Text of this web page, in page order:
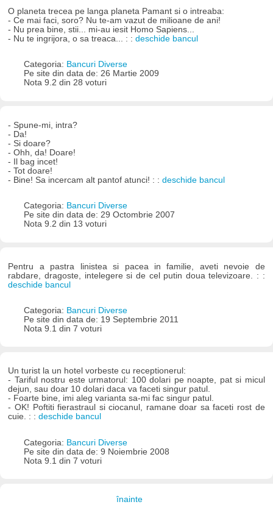
O planeta trecea pe langa planeta Pamant si o intreaba:
- Ce mai faci, soro? Nu te-am vazut de milioane de ani!
- Nu prea bine, stii... mi-au iesit Homo Sapiens...
- Nu te ingrijora, o sa treaca... : :deschide bancul
Categoria: Bancuri Diverse
Pe site din data de: 26 Martie 2009
Nota 9.2 din 28 voturi
- Spune-mi, intra?
- Da!
- Si doare?
- Ohh, da! Doare!
- Il bag incet!
- Tot doare!
- Bine! Sa incercam alt pantof atunci! : :deschide bancul
Categoria: Bancuri Diverse
Pe site din data de: 29 Octombrie 2007
Nota 9.2 din 13 voturi
Pentru a pastra linistea si pacea in familie, aveti nevoie de
rabdare, dragoste, intelegere si de cel putin doua televizoare. : :
deschide bancul
Categoria: Bancuri Diverse
Pe site din data de: 19 Septembrie 2011
Nota 9.1 din 7 voturi
Un turist la un hotel vorbeste cu receptionerul:
- Tariful nostru este urmatorul: 100 dolari pe noapte, pat si micul
dejun, sau doar 10 dolari daca va faceti singur patul.
- Foarte bine, imi aleg varianta sa-mi fac singur patul.
- OK! Poftiti fierastraul si ciocanul, ramane doar sa faceti rost de
cuie. : :deschide bancul
Categoria: Bancuri Diverse
Pe site din data de: 9 Noiembrie 2008
Nota 9.1 din 7 voturi
înainte